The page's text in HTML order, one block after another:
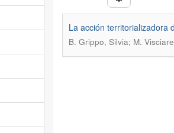
La acción territorializadora
B. Grippo, Silvia; M.